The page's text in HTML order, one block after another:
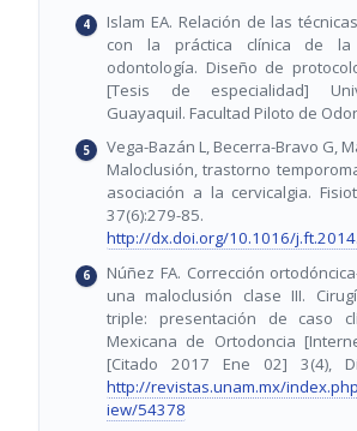
Islam EA. Relación de las
con la práctica clínica de
odontología. Diseño de
[Tesis de especialidad]
Guayaquil. Facultad Piloto de
Vega-Bazán L, Becerra-Bravo G,
Maloclusión, trastorno
asociación a la cervicalgia.
37(6):279-
http://dx.doi.org/10.1016/
Núñez FA. Corrección
una maloclusión clase III.
triple: presentación de caso
Mexicana de Ortodoncia
[Citado 2017 Ene 02] 3(4),
http://revistas.unam.mx/
iew/54378